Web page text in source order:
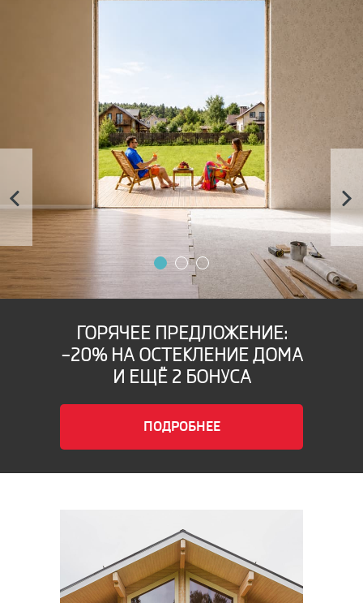
ГОРЯЧЕЕ ПРЕДЛОЖЕНИЕ:
–20% НА ОСТЕКЛЕНИЕ ДОМА
И ЕЩЁ 2 БОНУСА
ПОДРОБНЕЕ